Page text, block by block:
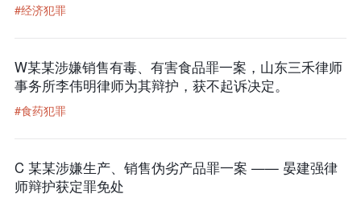
#经济犯罪
W某某涉嫌销售有毒、有害食品罪一案，山东三禾律师
事务所李伟明律师为其辩护，获不起诉决定。
#食药犯罪
C 某某涉嫌生产、销售伪劣产品罪一案 —— 晏建强律
师辩护获定罪免处